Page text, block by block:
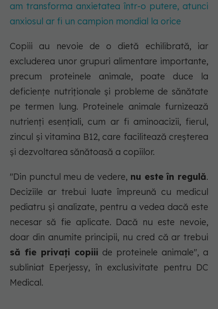
am transforma anxietatea într-o putere, atunci
anxiosul ar fi un campion mondial la orice
Copiii au nevoie de o dietă echilibrată, iar
excluderea unor grupuri alimentare importante,
precum proteinele animale, poate duce la
deficiențe nutriționale și probleme de sănătate
pe termen lung. Proteinele animale furnizează
nutrienți esențiali, cum ar fi aminoacizii, fierul,
zincul și vitamina B12, care facilitează creșterea
și dezvoltarea sănătoasă a copiilor.
"Din punctul meu de vedere,nu este în regulă.
Deciziile ar trebui luate împreună cu medicul
pediatru și analizate, pentru a vedea dacă este
necesar să fie aplicate. Dacă nu este nevoie,
doar din anumite principii, nu cred că ar trebui
să fie privați copiii de proteinele animale", a
subliniat Eperjessy, în exclusivitate pentru DC
Medical.